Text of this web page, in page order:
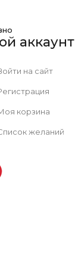
аккаунт
на сайт
корзина
желаний